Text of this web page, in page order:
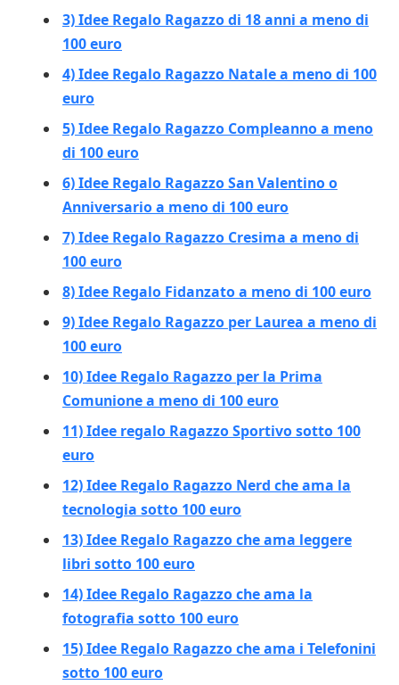
3) Idee Regalo Ragazzo di 18 anni a meno di
100 euro
4) Idee Regalo Ragazzo Natale a meno di 100
euro
5) Idee Regalo Ragazzo Compleanno a meno
di 100 euro
6) Idee Regalo Ragazzo San Valentino o
Anniversario a meno di 100 euro
7) Idee Regalo Ragazzo Cresima a meno di
100 euro
8) Idee Regalo Fidanzato a meno di 100 euro
9) Idee Regalo Ragazzo per Laurea a meno di
100 euro
10) Idee Regalo Ragazzo per la Prima
Comunione a meno di 100 euro
11) Idee regalo Ragazzo Sportivo sotto 100
euro
12) Idee Regalo Ragazzo Nerd che ama la
tecnologia sotto 100 euro
13) Idee Regalo Ragazzo che ama leggere
libri sotto 100 euro
14) Idee Regalo Ragazzo che ama la
fotografia sotto 100 euro
15) Idee Regalo Ragazzo che ama i Telefonini
sotto 100 euro